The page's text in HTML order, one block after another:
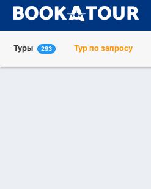
Туры 293 Тур по запросу